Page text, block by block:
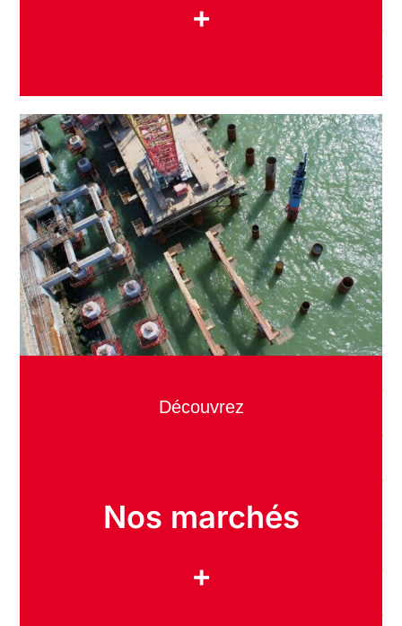
+
Découvrez
Nos marchés
+